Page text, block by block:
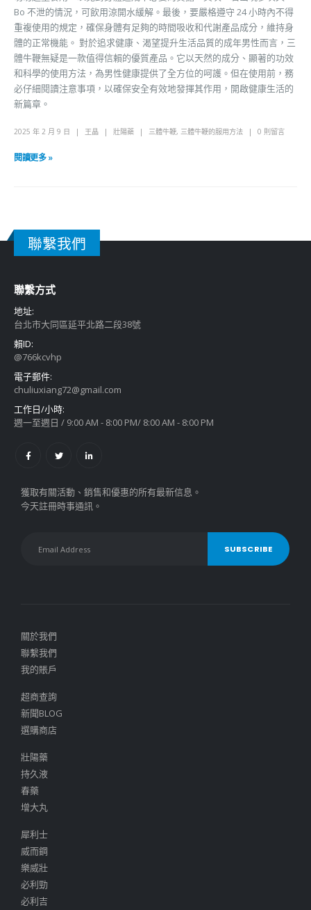
Bo 不泄的情況，可飲用涼開水緩解。最後，要嚴格遵守 24 小時內不得
重複使用的規定，確保身體有足夠的時間吸收和代謝產品成分，維持身
體的正常機能。 對於追求健康、渴望提升生活品質的成年男性而言，三
體牛鞭無疑是一款值得信賴的優質產品。它以天然的成分、顯著的功效
和科學的使用方法，為男性健康提供了全方位的呵護。但在使用前，務
必仔細閱讀注意事項，以確保安全有效地發揮其作用，開啟健康生活的
新篇章。
2025 年 2 月 9 日 王晶 壯陽藥 三體牛鞭, 三體牛鞭的服用方法 0 則留言
閱讀更多 »
聯繫我們
聯繫方式
地址:
台北市大同區延平北路二段38號
賴ID:
@766kcvhp
電子郵件:
chuliuxiang72@gmail.com
工作日/小時:
週一至週日 / 9:00 AM - 8:00 PM/ 8:00 AM - 8:00 PM
獲取有關活動、銷售和優惠的所有最新信息。
今天註冊時事通訊。
關於我們
聯繫我們
我的賬戶
超商查詢
新聞BLOG
選購商店
壯陽藥
持久液
春藥
增大丸
犀利士
威而鋼
樂威壯
必利勁
必利吉